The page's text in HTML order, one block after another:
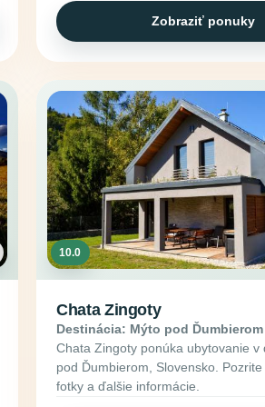
Zobraziť ponuky
10.0
Chata Zingoty
Destinácia: Mýto pod Ďumbierom
Chata Zingoty ponúka ubytovanie v
pod Ďumbierom, Slovensko. Pozrite
fotky a ďalšie informácie.